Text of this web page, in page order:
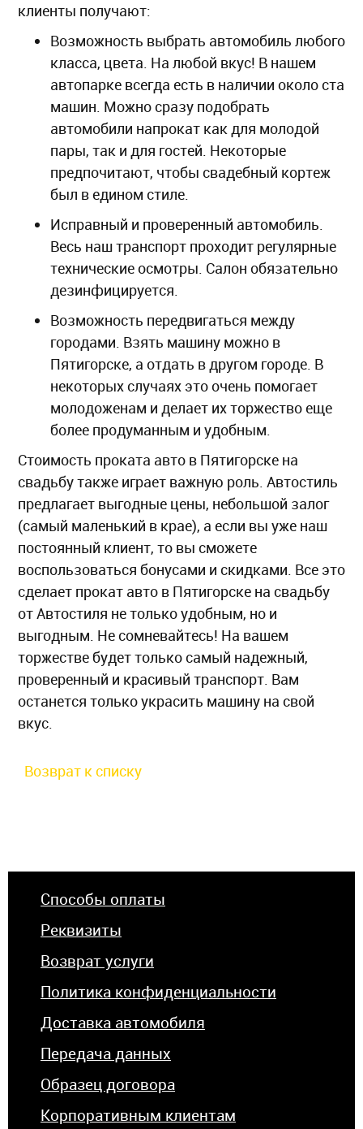
клиенты получают:
Возможность выбрать автомобиль любого
класса, цвета. На любой вкус! В нашем
автопарке всегда есть в наличии около ста
машин. Можно сразу подобрать
автомобили напрокат как для молодой
пары, так и для гостей. Некоторые
предпочитают, чтобы свадебный кортеж
был в едином стиле.
Исправный и проверенный автомобиль.
Весь наш транспорт проходит регулярные
технические осмотры. Салон обязательно
дезинфицируется.
Возможность передвигаться между
городами. Взять машину можно в
Пятигорске, а отдать в другом городе. В
некоторых случаях это очень помогает
молодоженам и делает их торжество еще
более продуманным и удобным.
Стоимость проката авто в Пятигорске на
свадьбу также играет важную роль. Автостиль
предлагает выгодные цены, небольшой залог
(самый маленький в крае), а если вы уже наш
постоянный клиент, то вы сможете
воспользоваться бонусами и скидками. Все это
сделает прокат авто в Пятигорске на свадьбу
от Автостиля не только удобным, но и
выгодным. Не сомневайтесь! На вашем
торжестве будет только самый надежный,
проверенный и красивый транспорт. Вам
останется только украсить машину на свой
вкус.
Возврат к списку
Способы оплаты
Реквизиты
Возврат услуги
Политика конфиденциальности
Доставка автомобиля
Передача данных
Образец договора
Корпоративным клиентам